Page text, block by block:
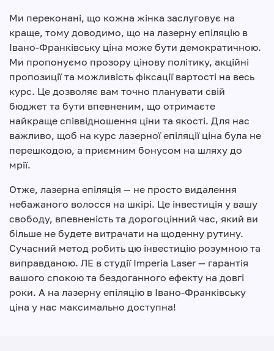
Ми переконані, що кожна жінка заслуговує на
краще, тому доводимо, що на лазерну епіляцію в
Івано-Франківську ціна може бути демократичною.
Ми пропонуємо прозору цінову політику, акційні
пропозиції та можливість фіксації вартості на весь
курс. Це дозволяє вам точно планувати свій
бюджет та бути впевненим, що отримаєте
найкраще співвідношення ціни та якості. Для нас
важливо, щоб на курс лазерної епіляції ціна була не
перешкодою, а приємним бонусом на шляху до
мрії.
Отже, лазерна епіляція — не просто видалення
небажаного волосся на шкірі. Це інвестиція у вашу
свободу, впевненість та дорогоцінний час, який ви
більше не будете витрачати на щоденну рутину.
Сучасний метод робить цю інвестицію розумною та
виправданою. ЛЕ в студії Imperia Laser — гарантія
вашого спокою та бездоганного ефекту на довгі
роки. А на лазерну епіляцію в Івано-Франківську
ціна у нас максимально доступна!